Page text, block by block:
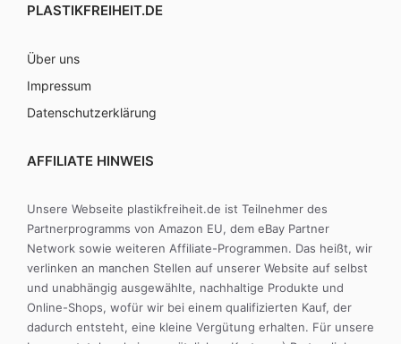
PLASTIKFREIHEIT.DE
Über uns
Impressum
Datenschutzerklärung
AFFILIATE HINWEIS
Unsere Webseite plastikfreiheit.de ist Teilnehmer des
Partnerprogramms von Amazon EU, dem eBay Partner
Network sowie weiteren Affiliate-Programmen. Das heißt, wir
verlinken an manchen Stellen auf unserer Website auf selbst
und unabhängig ausgewählte, nachhaltige Produkte und
Online-Shops, wofür wir bei einem qualifizierten Kauf, der
dadurch entsteht, eine kleine Vergütung erhalten. Für unsere